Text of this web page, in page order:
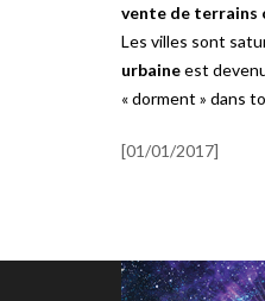
vente de terrains
Les villes sont
urbaineest
« dorment » dans
[01/01/2017]